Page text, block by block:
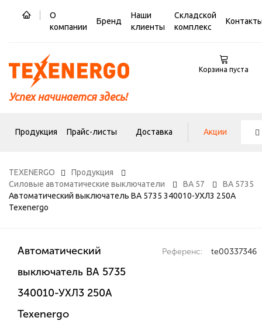
О
компании
Бренд
Наши
клиенты
Складской
комплекс
Успех начинается здесь!
Корзина пуста
Продукция Прайс-листы Доставка Акции
TEXENERGO
Продукция
Силовые автоматические выключатели
ВА 57
ВА 5735
Автоматический выключатель ВА 5735 340010-УХЛ3 250А
Texenergo
Автоматический
выключатель ВА 5735
340010-УХЛ3 250А
Texenergo
Референс: te00337346